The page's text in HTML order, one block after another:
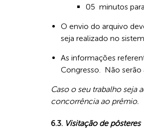
05 minutos
O envio do arquivo
seja realizado no
As informações
Congresso. Não serão
Caso o seu trabalho seja
concorrência ao prêmio.
6.3. Visitação de pôsteres